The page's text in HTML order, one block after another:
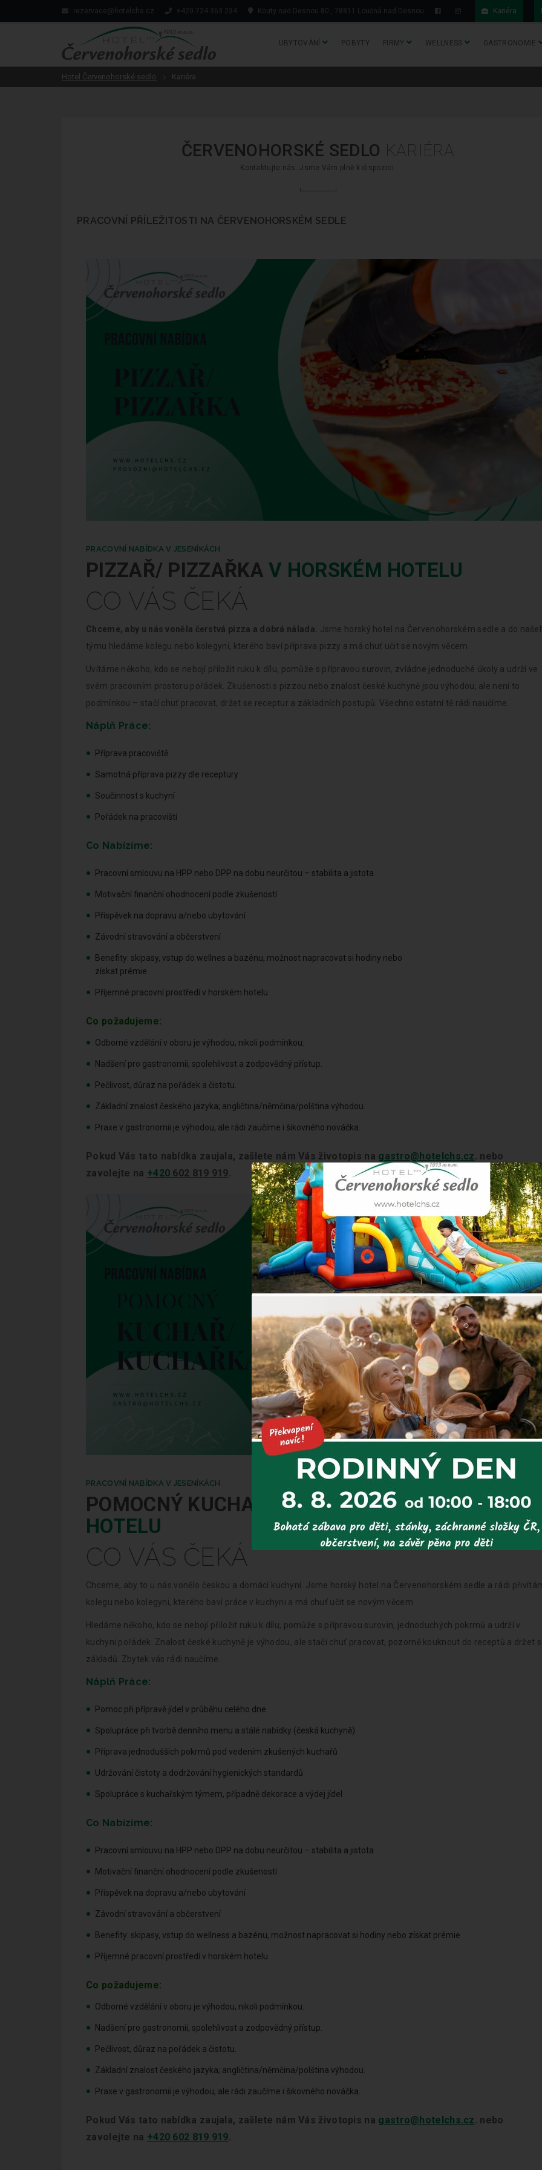
rezervace@hotelchs.cz +420 724 363 234 Kouty nad Desnou 80 , 78811 Loučná nad Desnou Kariéra
UBYTOVÁNÍ POBYTY FIRMY WELLNESS GASTRONOMIE
Hotel Červenohorské sedlo Kariéra
ČERVENOHORSKÉ SEDLO KARIÉRA
Kontaktujte nás. Jsme Vám plně k dispozici.
PRACOVNÍ PŘÍLEŽITOSTI NA ČERVENOHORSKÉM SEDLE
PRACOVNÍ NABÍDKA V JESENÍKÁCH
PIZZAŘ/ PIZZAŘKAV HORSKÉM HOTELU
CO VÁS ČEKÁ
Chceme, aby u nás voněla čerstvá pizza a dobrá nálada. Jsme horský hotel na Červenohorském sedle a do
týmu hledáme kolegu nebo kolegyni, kterého baví příprava pizzy a má chuť učit se novým věcem.
Uvítáme někoho, kdo se nebojí přiložit ruku k dílu, pomůže s přípravou surovin, zvládne jednoduché úkoly a udrží ve
svém pracovním prostoru pořádek. Zkušenosti s pizzou nebo znalost české kuchyně jsou výhodou, ale není to
podmínkou – stačí chuť pracovat, držet se receptur a základních postupů. Všechno ostatní tě rádi naučíme.
Náplň Práce:
Příprava pracoviště
Samotná příprava pizzy dle receptury
Součinnost s kuchyní
Pořádek na pracovišti
Co Nabízíme:
Pracovní smlouvu na HPP nebo DPP na dobu neurčitou – stabilita a jistota
Motivační finanční ohodnocení podle zkušeností
Příspěvek na dopravu a/nebo ubytování
Závodní stravování a občerstvení
Benefity: skipasy, vstup do wellnes a bazénu, možnost napracovat si hodiny nebo
získat prémie
Příjemné pracovní prostředí v horském hotelu
Co požadujeme:
Odborné vzdělání v oboru je výhodou, nikoli podmínkou.
Nadšení pro gastronomii, spolehlivost a zodpovědný přístup.
Pečlivost, důraz na pořádek a čistotu.
Základní znalost českého jazyka; angličtina/němčina/polština výhodou.
Praxe v gastronomii je výhodou, ale rádi zaučíme i šikovného nováčka.
Pokud Vás tato nabídka zaujala, zašlete nám Vás životopis na gastro@hotelchs.cz . nebo
zavolejte na +420 602 819 919
PRACOVNÍ NABÍDKA V JESENÍKÁCH
POMOCNÝ KUCHAŘ/ KUCHAŘKAV HORSKÉM
HOTELU
CO VÁS ČEKÁ
Chceme, aby to u nás vonělo českou a domácí kuchyní. Jsme horský hotel na Červenohorském sedle a rádi
kolegu nebo kolegyni, kterého baví práce v kuchyni a má chuť učit se novým věcem.
Hledáme někoho, kdo se nebojí přiložit ruku k dílu, pomůže s přípravou surovin, jednoduchých pokrmů a udrží v
kuchyni pořádek. Znalost české kuchyně je výhodou, ale stačí chuť pracovat, pozorně kouknout do receptů a držet
základů. Zbytek vás rádi naučíme.
Náplň Práce:
Pomoc při přípravě jídel v průběhu celého dne
Spolupráce při tvorbě denního menu a stálé nabídky (česká kuchyně)
Příprava jednodušších pokrmů pod vedením zkušených kuchařů
Udržování čistoty a dodržování hygienických standardů
Spolupráce s kuchařským týmem, případně dekorace a výdej jídel
Co Nabízíme:
Pracovní smlouvu na HPP nebo DPP na dobu neurčitou – stabilita a jistota
Motivační finanční ohodnocení podle zkušeností
Příspěvek na dopravu a/nebo ubytování
Závodní stravování a občerstvení
Benefity: skipasy, vstup do wellness a bazénu, možnost napracovat si hodiny nebo získat prémie
Příjemné pracovní prostředí v horském hotelu
Co požadujeme:
Odborné vzdělání v oboru je výhodou, nikoli podmínkou.
Nadšení pro gastronomii, spolehlivost a zodpovědný přístup.
Pečlivost, důraz na pořádek a čistotu.
Základní znalost českého jazyka; angličtina/němčina/polština výhodou.
Praxe v gastronomii je výhodou, ale rádi zaučíme i šikovného nováčka.
Pokud Vás tato nabídka zaujala, zašlete nám Vás životopis na gastro@hotelchs.cz. nebo
zavolejte na +420 602 819 919.